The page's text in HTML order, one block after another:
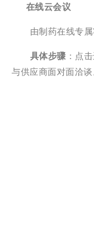
在线云会议
由制药在线专属
具体步骤 ：点
与供应商面对面洽谈